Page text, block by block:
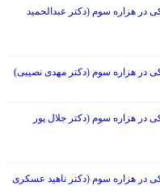
در هزاره سوم (دکتر عبدالحمید
در هزاره سوم (دکتر مهدی نصیبی)
در هزاره سوم (دکتر جلال پور
در هزاره سوم (دکتر ناهید عسکری